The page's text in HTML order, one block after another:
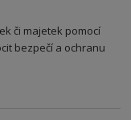
či majetek pomocí
bezpečí a ochranu